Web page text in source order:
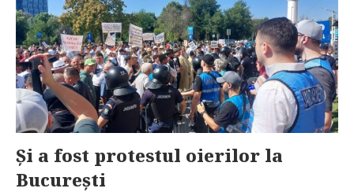
Și a fost protestul oierilor la
București